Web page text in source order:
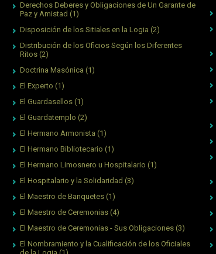
Derechos Deberes y Obligaciones de Un Garante de
Paz y Amistad (1)
Disposición de los Sitiales en la Logia (2)
Distribución de los Oficios Según los Diferentes
Ritos (2)
Doctrina Masónica (1)
El Experto (1)
El Guardasellos (1)
El Guardatemplo (2)
El Hermano Armonista (1)
El Hermano Bibliotecario (1)
El Hermano Limosnero u Hospitalario (1)
El Hospitalario y la Solidaridad (3)
El Maestro de Banquetes (1)
El Maestro de Ceremonias (4)
El Maestro de Ceremonias - Sus Obligaciones (3)
El Nombramiento y la Cualificación de los Oficiales